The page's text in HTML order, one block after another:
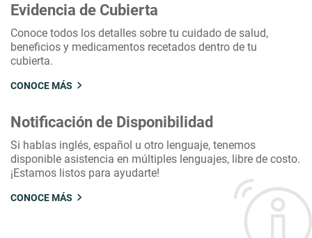
Evidencia de Cubierta
Conoce todos los detalles sobre tu cuidado de salud,
beneficios y medicamentos recetados dentro de tu
cubierta.
CONOCE MÁS
Notificación de Disponibilidad
Si hablas inglés, español u otro lenguaje, tenemos
disponible asistencia en múltiples lenguajes, libre de costo.
¡Estamos listos para ayudarte!
CONOCE MÁS